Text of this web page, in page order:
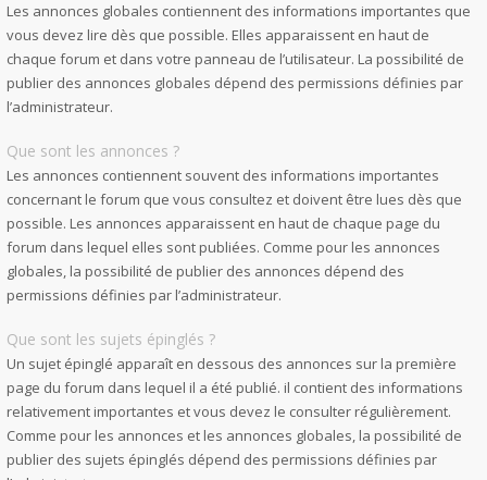
Les annonces globales contiennent des informations importantes que
vous devez lire dès que possible. Elles apparaissent en haut de
chaque forum et dans votre panneau de l’utilisateur. La possibilité de
publier des annonces globales dépend des permissions définies par
l’administrateur.
Que sont les annonces ?
Les annonces contiennent souvent des informations importantes
concernant le forum que vous consultez et doivent être lues dès que
possible. Les annonces apparaissent en haut de chaque page du
forum dans lequel elles sont publiées. Comme pour les annonces
globales, la possibilité de publier des annonces dépend des
permissions définies par l’administrateur.
Que sont les sujets épinglés ?
Un sujet épinglé apparaît en dessous des annonces sur la première
page du forum dans lequel il a été publié. il contient des informations
relativement importantes et vous devez le consulter régulièrement.
Comme pour les annonces et les annonces globales, la possibilité de
publier des sujets épinglés dépend des permissions définies par